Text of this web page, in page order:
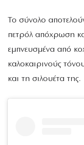
Το σύνολο
πετρόλ απόχρωση
εμπνευσμένα από
καλοκαιρινούς
και τη σιλουέτα της.